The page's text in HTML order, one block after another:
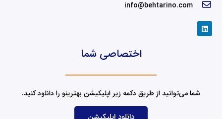
info@behtarino.com
L
i
n
اختصاصی شما
شما می‌توانید از طریق دکمه زیر اپلیکیشن بهترینو را دانلود کنید.